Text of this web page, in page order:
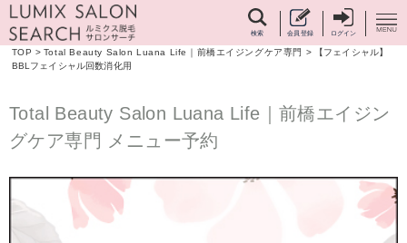
検索 会員登録 ログイン
TOP > Total Beauty Salon Luana Life｜前橋エイジングケア専門 >
【フェイシャル】
BBLフェイシャル回数消化用
Total Beauty Salon Luana Life｜前橋エイジン
グケア専門 メニュー予約